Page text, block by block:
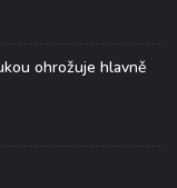
ohrožuje hlavně